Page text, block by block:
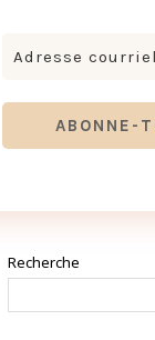
Recherche